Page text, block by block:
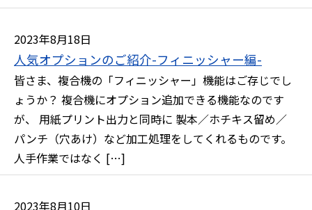
2023年8月18日
人気オプションのご紹介-フィニッシャー編-
皆さま、複合機の「フィニッシャー」機能はご存じでし
ょうか？ 複合機にオプション追加できる機能なのです
が、 用紙プリント出力と同時に 製本／ホチキス留め／
パンチ（穴あけ）など加工処理をしてくれるものです。
人手作業ではなく […]
2023年8月10日